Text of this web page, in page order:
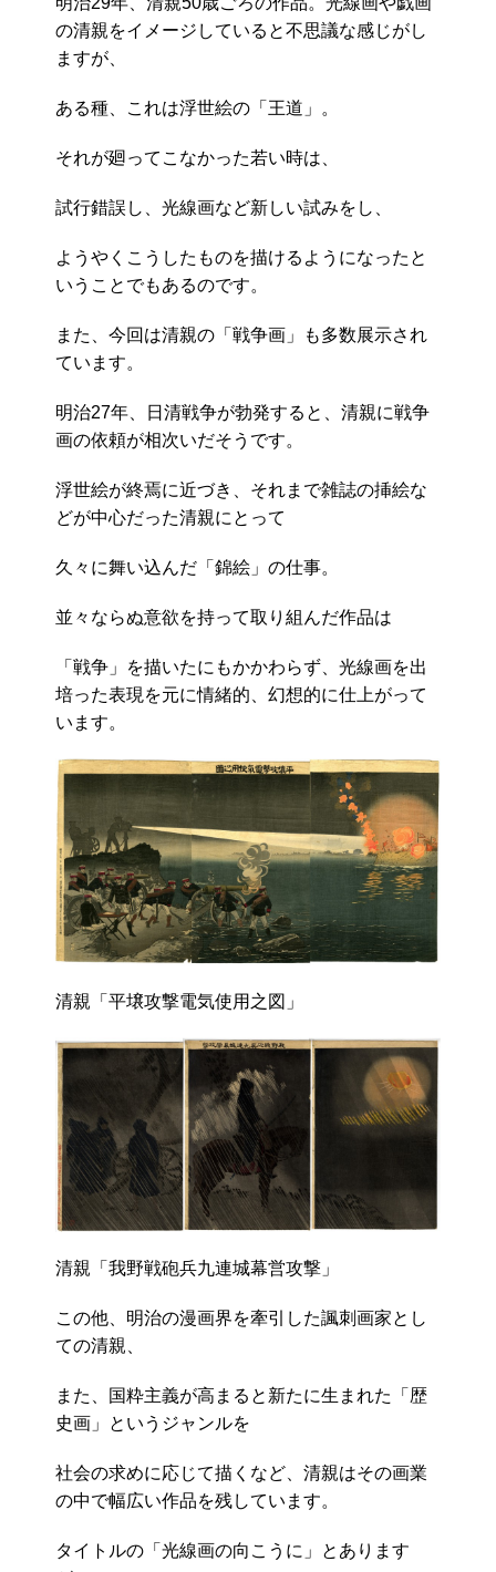
の清親をイメージしていると不思議な感じがし
ますが、
ある種、これは浮世絵の「王道」。
それが廻ってこなかった若い時は、
試行錯誤し、光線画など新しい試みをし、
ようやくこうしたものを描けるようになったと
いうことでもあるのです。
また、今回は清親の「戦争画」も多数展示され
ています。
明治27年、日清戦争が勃発すると、清親に戦争
画の依頼が相次いだそうです。
浮世絵が終焉に近づき、それまで雑誌の挿絵な
どが中心だった清親にとって
久々に舞い込んだ「錦絵」の仕事。
並々ならぬ意欲を持って取り組んだ作品は
「戦争」を描いたにもかかわらず、光線画を出
培った表現を元に情緒的、幻想的に仕上がって
います。
清親「平壌攻撃電気使用之図」
清親「我野戦砲兵九連城幕営攻撃」
この他、明治の漫画界を牽引した諷刺画家とし
ての清親、
また、国粋主義が高まると新たに生まれた「歴
史画」というジャンルを
社会の求めに応じて描くなど、清親はその画業
の中で幅広い作品を残しています。
タイトルの「光線画の向こうに」とあります